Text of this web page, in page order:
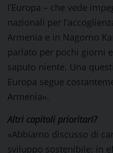
l’Europa – che vede
nazionali per
Armenia e in Nagorno
parlato per pochi giorni
saputo niente. Una
Europa segue
Armenia».
Altri capitoli prioritari?
«Abbiamo discusso di
sviluppo sostenibile: in